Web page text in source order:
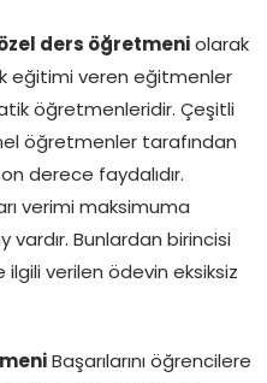
ders öğretmeni olarak
eğitimi veren eğitmenler
öğretmenleridir. Çeşitli
öğretmenler tarafından
derece faydalıdır.
verimi maksimuma
vardır. Bunlardan birincisi
ilgili verilen ödevin eksiksiz
Başarılarını öğrencilere